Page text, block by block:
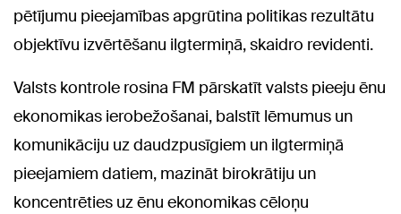
pētījumu pieejamības apgrūtina politikas rezultātu
objektīvu izvērtēšanu ilgtermiņā, skaidro revidenti.
Valsts kontrole rosina FM pārskatīt valsts pieeju ēnu
ekonomikas ierobežošanai, balstīt lēmumus un
komunikāciju uz daudzpusīgiem un ilgtermiņā
pieejamiem datiem, mazināt birokrātiju un
koncentrēties uz ēnu ekonomikas cēloņu